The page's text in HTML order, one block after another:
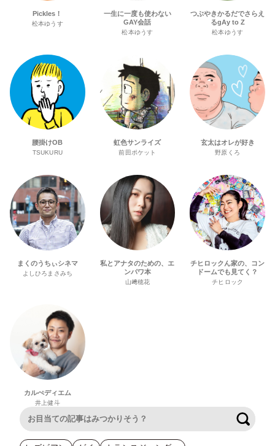
Pickles！
松本ゆうす
一生に一度も使わない
GAY会話
松本ゆうす
つぶやきかるだでさらえ
るgAy to Z
松本ゆうす
腰掛けOB
TSUKURU
虹色サンライズ
前田ポケット
玄太はオレが好き
野原くろ
まくのうちぃシネマ
よしひろまさみち
私とアナタのための、エ
ンパワ本
山﨑穂花
チヒロックん家の、コン
ドームでも見てく？
チヒロック
カルぺディエム
井上健斗